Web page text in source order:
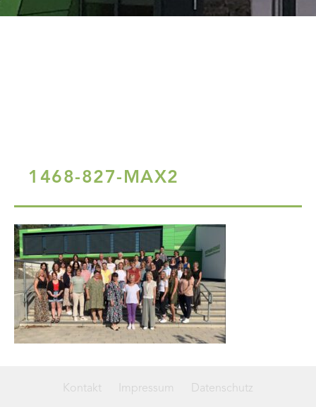
1468-827-MAX2
Kontakt Impressum Datenschutz